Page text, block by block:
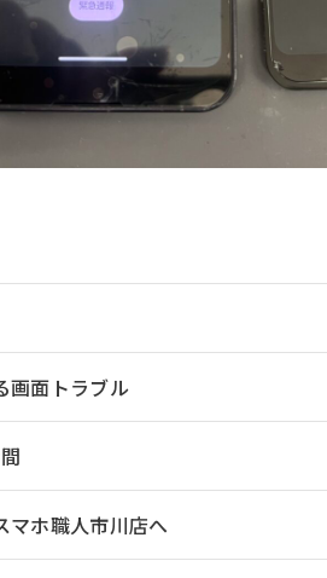
画面トラブル
マホ職人市川店へ